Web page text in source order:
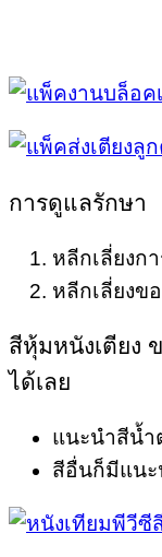
การดูแลรักษา
หลีกเลี่ยงก
หลีกเลี่ยงข
สีหุ้มหนังเตียง
ได้เลย
แนะนำสีน้ำ
สีอื่นก็มีแน